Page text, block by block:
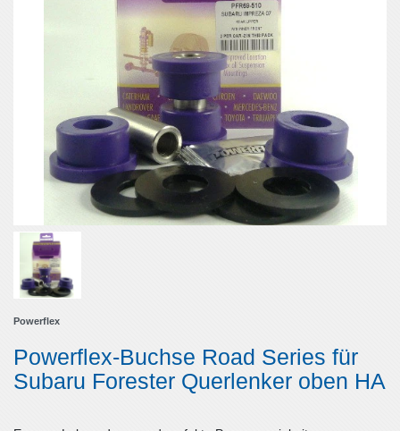
Powerflex
Powerflex-Buchse Road Series für
Subaru Forester Querlenker oben HA